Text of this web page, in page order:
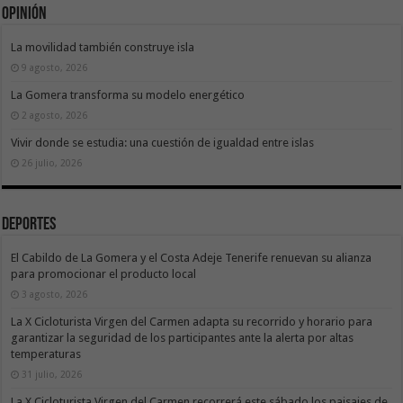
Opinión
La movilidad también construye isla
9 agosto, 2026
La Gomera transforma su modelo energético
2 agosto, 2026
Vivir donde se estudia: una cuestión de igualdad entre islas
26 julio, 2026
Deportes
El Cabildo de La Gomera y el Costa Adeje Tenerife renuevan su alianza
para promocionar el producto local
3 agosto, 2026
La X Cicloturista Virgen del Carmen adapta su recorrido y horario para
garantizar la seguridad de los participantes ante la alerta por altas
temperaturas
31 julio, 2026